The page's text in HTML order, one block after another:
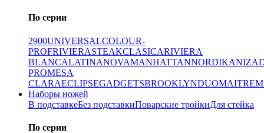
По серии
2900UNIVERSALCOLOUR-
PROFRIVIERASTEAKCLASICARIVIERA
BLANCALATINANOVAMANHATTANNORDIKANIZA
PROMESA
CLARAECLIPSEGADGETSBROOKLYNDUOMAITRE
Наборы ножей
В подставкеБез подставкиПоварские тройкиДля стейка
По серии